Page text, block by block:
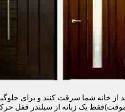
از خانه شما سرقت کنند و برای
سویچ (به معنای قفل موقت)فقط یک زبانه از